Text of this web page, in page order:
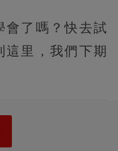
會了嗎？快去試
這里，我們下期